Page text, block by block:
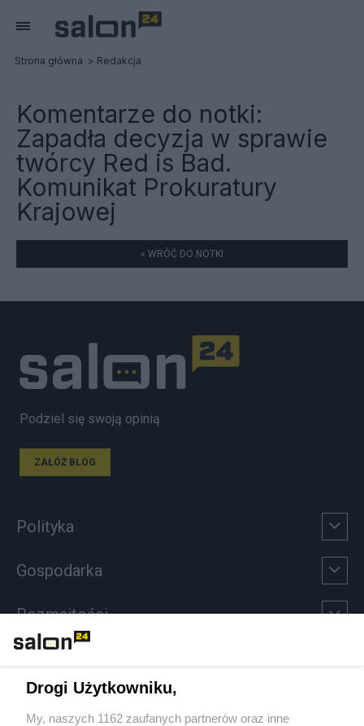
Strona główna Redakcja
Komentarze do notki:
Zapadła decyzja w sprawie
twórcy Red is Bad.
Komunikat Prokuratury
Krajowej
« WRÓĆ DO NOTKI
Podziel się swoją opinią
ZAŁÓŻ BLOG
Polityka
Gospodarka
Rozmaitości
Sport
Drogi Użytkowniku,
My, naszych 1162 zaufanych partnerów oraz inne